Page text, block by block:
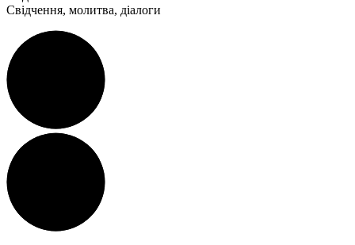
Свідчення, молитва, діалоги